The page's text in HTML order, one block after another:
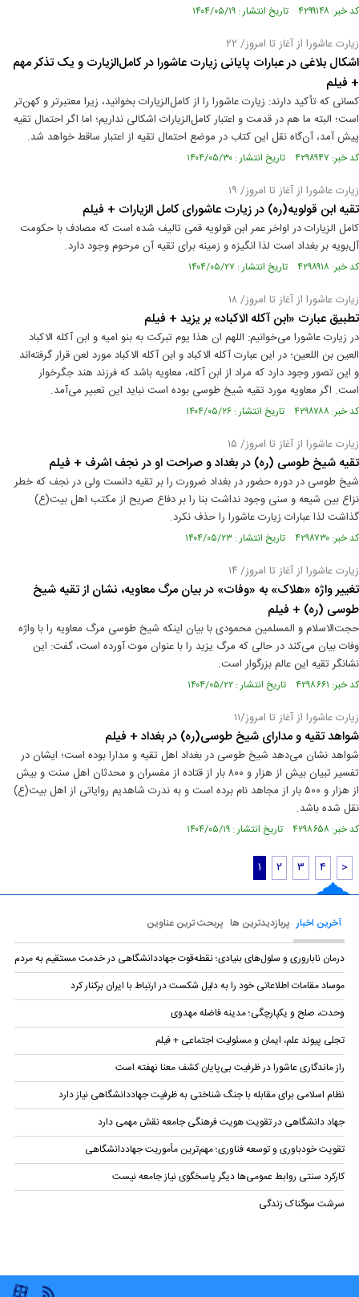
کد خبر: ۴۲۹۹۱۴۸ تاریخ انتشار : ۱۴۰۴/۰۵/۱۹
زیارت عاشورا از آغاز تا امروز/ ۲۲
اشکال بلاغی در عبارات پایانی زیارت عاشورا در کامل‌الزیارت و یک تذکر مهم
+ فیلم
کسانی که تأکید دارند: زیارت عاشورا را از کامل‌الزیارات بخوانید، زیرا معتبرتر و کهن‌تر
است؛ البته ما هم در قدمت و اعتبار کامل‌الزیارات اشکالی نداریم؛ اما اگر احتمال تقیه
پیش آمد، آن‌گاه نقل این کتاب در موضع احتمال تقیه از اعتبار ساقط خواهد شد.
کد خبر: ۴۲۹۸۹۴۷ تاریخ انتشار : ۱۴۰۴/۰۵/۳۰
زیارت عاشورا از آغاز تا امروز/ ۱۹
تقیه ابن قولویه(ره) در زیارت عاشورای کامل‌ الزیارات + فیلم
کامل‌ الزیارات در اواخر عمر ابن قولویه قمی تالیف شده است که مصادف با حکومت
آل‌بویه بر بغداد است لذا انگیزه و زمینه برای تقیه آن مرحوم وجود دارد.
کد خبر: ۴۲۹۸۹۱۸ تاریخ انتشار : ۱۴۰۴/۰۵/۲۷
زیارت عاشورا از آغاز تا امروز/ ۱۸
تطبیق عبارت «ابن آکله الاکباد» بر یزید + فیلم
در زیارت عاشورا می‌خوانیم: اللهم ان هذا یوم تبرکت به بنو امیه و ابن آکله الاکباد
العین بن اللعین؛ در این عبارت آکله الاکباد و ابن آکله الاکباد مورد لعن قرار گرفته‌اند
و این تصور وجود دارد که مراد از ابن آکله، معاویه باشد که فرزند هند جگرخوار
است. اگر معاویه مورد تقیه شیخ طوسی بوده است نباید این تعبیر می‌آمد.
کد خبر: ۴۲۹۸۷۸۸ تاریخ انتشار : ۱۴۰۴/۰۵/۲۶
زیارت عاشورا از آغاز تا امروز/ ۱۵
تقیه شیخ طوسی (ره) در بغداد و صراحت او در نجف اشرف + فیلم
شیخ طوسی در دوره حضور در بغداد ضرورت را بر تقیه دانست ولی در نجف که خطر
نزاع بین شیعه و سنی وجود نداشت بنا را بر دفاع صریح از مکتب اهل بیت(ع)
گذاشت لذا عبارات زیارت عاشورا را حذف نکرد.
کد خبر: ۴۲۹۸۷۳۰ تاریخ انتشار : ۱۴۰۴/۰۵/۲۳
زیارت عاشورا از آغاز تا امروز/ ۱۴
تغییر واژه «هلاک» به «وفات» در بیان مرگ معاویه، نشان از تقیه شیخ
طوسی (ره) + فیلم
حجت‌الاسلام و المسلمین محمودی با بیان اینکه شیخ طوسی مرگ معاویه را با واژه
وفات بیان می‌کند در حالی که مرگ یزید را با عنوان موت آورده است، گفت: این
نشانگر تقیه این عالم بزرگوار است.
کد خبر: ۴۲۹۸۶۶۱ تاریخ انتشار : ۱۴۰۴/۰۵/۲۲
زیارت عاشورا از آغاز تا امروز/۱۱
شواهد تقیه و مدارای شیخ طوسی(ره) در بغداد + فیلم
شواهد نشان می‌دهد شیخ طوسی در بغداد اهل تقیه و مدارا بوده است؛ ایشان در
تفسیر تبیان بیش از هزار و ۸۰۰ بار از قتاده از مفسران و محدثان اهل سنت و بیش
از هزار و ۵۰۰ بار از مجاهد نام برده است و به ندرت شاهدیم روایاتی از اهل بیت(ع)
نقل شده باشد.
کد خبر: ۴۲۹۸۶۵۸ تاریخ انتشار : ۱۴۰۴/۰۵/۱۹
۱ ۲ ۳ ۴ >
آخرین اخبار پربازدیدترین ها پربحث ترین عناوین
درمان ناباروری و سلول‌های بنیادی؛ نقطه‌قوت جهاددانشگاهی در خدمت مستقیم به مردم
موساد مقامات اطلاعاتی خود را به دلیل شکست در ارتباط با ایران برکنار کرد
وحدت، صلح و یکپارچگی؛ مدینه فاضله مهدوی
تجلی پیوند علم، ایمان و مسئولیت اجتماعی + فیلم
راز ماندگاری عاشورا در ظرفیت بی‌پایان کشف معنا نهفته است
نظام اسلامی برای مقابله با جنگ شناختی به ظرفیت جهاددانشگاهی نیاز دارد
جهاد دانشگاهی در تقویت هویت فرهنگی جامعه نقش مهمی دارد
تقویت خودباوری و توسعه فناوری؛ مهم‌ترین مأموریت جهاددانشگاهی
کارکرد سنتی روابط عمومی‌ها دیگر پاسخگوی نیاز جامعه نیست
سرشت سوگناک زندگی